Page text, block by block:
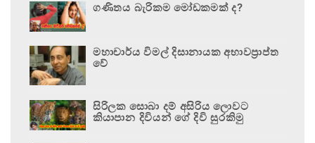
ගණිතය බැරිකම මෝඩකමක් ද?
මහාචාර්ය විමල් දිසානායක අභාවප්‍රාප්ත
වේ
සිරිලක සොබා දම් අසිරිය ලොවට
කියාපාන දිවියන් ගේ දිවි සුරකිමු